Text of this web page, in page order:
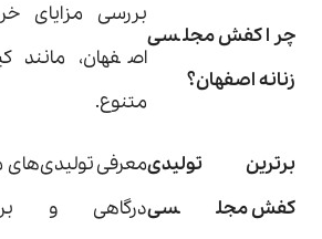
چرا کفش مجلسی
زنانه اصفهان؟
بررسی مزایای
اصفهان، مانند
متنوع.
برترین تولیدی
کفش مجلسی
معرفی تولیدی‌های
درگاهی و